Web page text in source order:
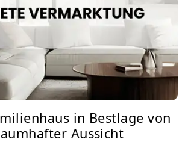
in Bestlage von
Aussicht